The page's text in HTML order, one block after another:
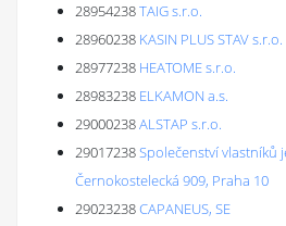
28954238TAIG s.r.o.
28960238 KASIN PLUS STAV s.r.o.
28977238 HEATOME s.r.o.
28983238 ELKAMON a.s.
29000238ALSTAP s.r.o.
29017238Společenství vlastníků
Černokostelecká 909, Praha 10
29023238CAPANEUS, SE